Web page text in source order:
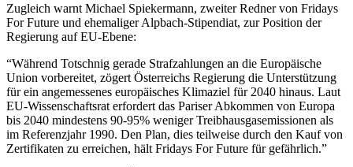
Zugleich warnt Michael Spiekermann, zweiter Redner von Fridays
For Future und ehemaliger Alpbach-Stipendiat, zur Position der
Regierung auf EU-Ebene:
“Während Totschnig gerade Strafzahlungen an die Europäische
Union vorbereitet, zögert Österreichs Regierung die Unterstützung
für ein angemessenes europäisches Klimaziel für 2040 hinaus. Laut
EU-Wissenschaftsrat erfordert das Pariser Abkommen von Europa
bis 2040 mindestens 90-95% weniger Treibhausgasemissionen als
im Referenzjahr 1990. Den Plan, dies teilweise durch den Kauf von
Zertifikaten zu erreichen, hält Fridays For Future für gefährlich.”